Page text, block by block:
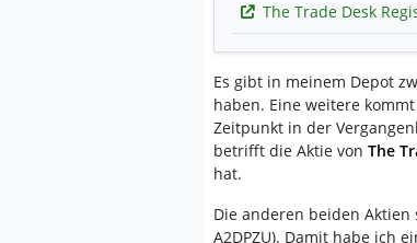
The Trade Desk Registered
Es gibt in meinem Depot
haben. Eine weitere
Zeitpunkt in der
betrifft die Aktie von The
hat.
Die anderen beiden Aktien
A2DPZU). Damit habe ich